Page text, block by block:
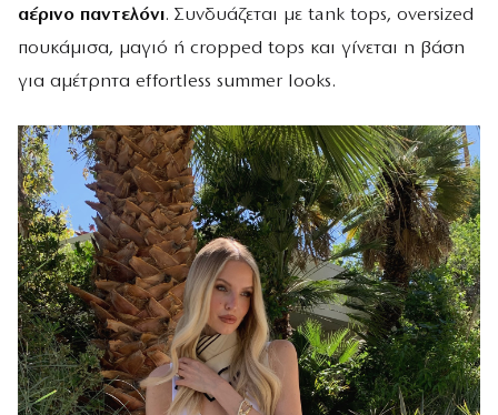
αέρινο παντελόνι. Συνδυάζεται με tank tops, oversized
πουκάμισα, μαγιό ή cropped tops και γίνεται η βάση
για αμέτρητα effortless summer looks.